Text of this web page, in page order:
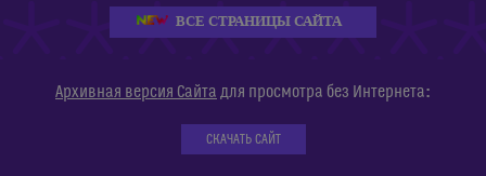
ВСЕ СТРАНИЦЫ САЙТА
Архивная версия Сайта для просмотра без Интернета:
СКАЧАТЬ САЙТ